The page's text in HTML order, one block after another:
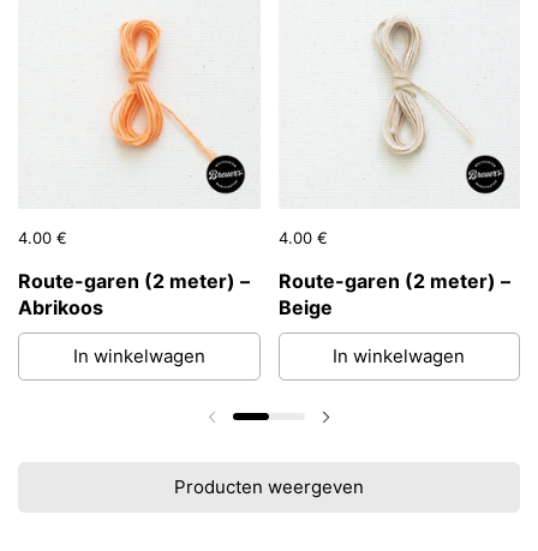
Prijs:
4.00 €
Route-garen (2 meter) –
Abrikoos
In winkelwagen
Prijs:
4.00 €
Route-garen (2 meter) –
Beige
In winkelwagen
Vorige dia
Producten weergeven